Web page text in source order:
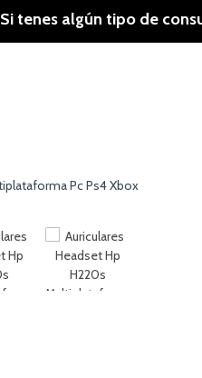
Si tenes algún tipo de